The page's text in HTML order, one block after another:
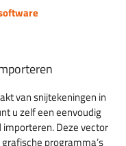
van snijtekeningen in
u zelf een eenvoudig
Deze vector
programma’s